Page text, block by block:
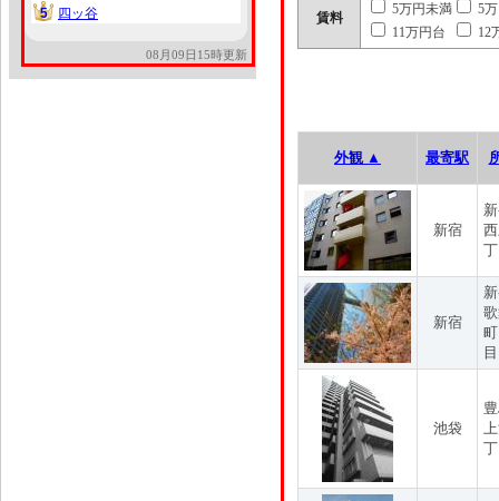
5
5 四ッ谷
08月09日15時更新
賃料
5万円未満
5
11万円台
12
外観 ▲ 最寄駅
新宿
新宿
目
池袋